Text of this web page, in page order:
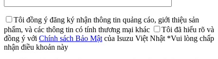
Tôi đồng ý đăng ký nhận thông tin quảng cáo, giới thiệu sản
phẩm, và các thông tin có tính thương mại khác
Tôi đã hiểu rõ và
đồng ý với Chính sách Bảo Mật của Isuzu Việt Nhật *Vui lòng chấp
nhận điều khoản này